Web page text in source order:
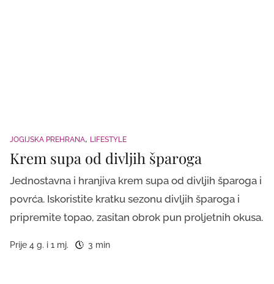
JOGIJSKA PREHRANA LIFESTYLE
Krem supa od divljih šparoga
Jednostavna i hranjiva krem supa od divljih šparoga i
povrća. Iskoristite kratku sezonu divljih šparoga i
pripremite topao, zasitan obrok pun proljetnih okusa.
Prije 4 g. i 1 mj. 3 min